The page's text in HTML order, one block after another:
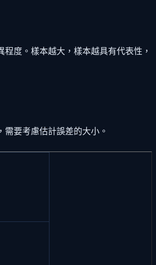
度。樣本越大，樣本越具有代表性，
要考慮估計誤差的大小。